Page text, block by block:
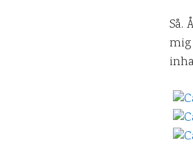
Så.
mig